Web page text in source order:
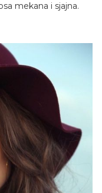
mekana i sjajna.